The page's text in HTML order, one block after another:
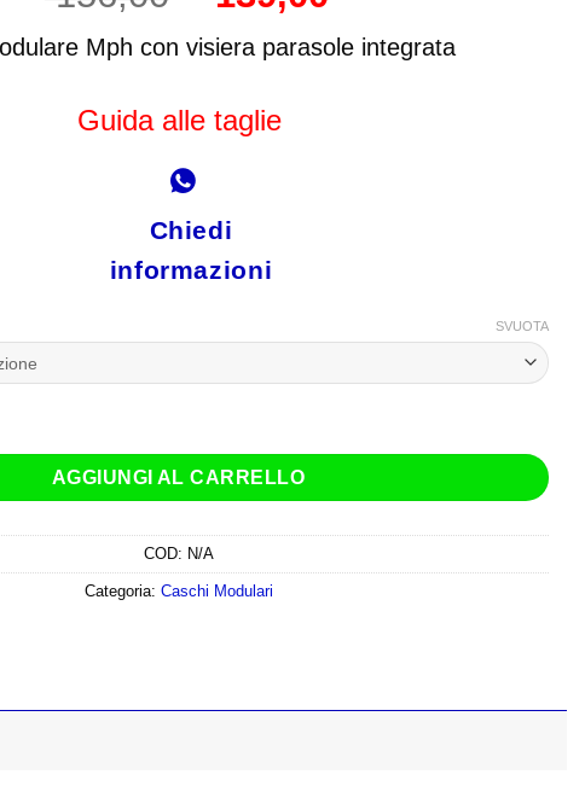
prezzo
originale
€ 156,00.
attuale
Mph con visiera parasole integrata
Guida alle taglie
Chiedi
informazioni
SVUOTA
Space Nero Grigio Rosso quantità
AGGIUNGI AL CARRELLO
COD: N/A
Categoria: Caschi Modulari